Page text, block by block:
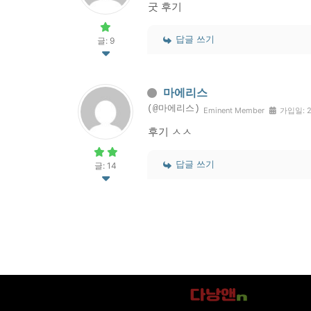
글: 9
굿 후기
답글 쓰기
글: 14
마에리스
(@마에리스) Eminent Member 가입일:
후기 ㅅㅅ
답글 쓰기